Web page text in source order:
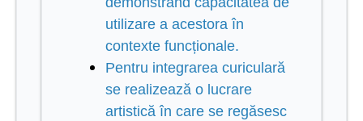
utilizare a acestora în
contexte funcționale.
Pentru integrarea curiculară
se realizează o lucrare
artistică în care se regăsesc